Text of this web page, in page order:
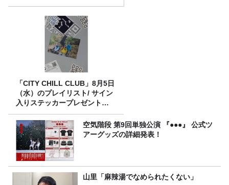
「CITY CHILL CLUB」8月5日
（水）のプレイリスト/ サイン
入りステッカープレゼント有
り
空気階段 第9回単独公演 『●●●』 公式ツ
アーグッズの詳細発表！
山里「麻辣湯でなめられたくない」